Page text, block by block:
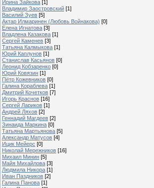
Ирина Зайкова [1]
Владимир Заостровский [1]
Василий Зуев [5]
Актар Илмаринен (Любовь Войнакова) [0]
Елена Игнатова [3]
Владлена Казакова [1]
Сергей Каменев [3]
Татьяна Калмыкова [1]
Юрий Каплунов [1]
Станислав Касьянов [0]
Леонид Кобзаренко [0]
Юрий Ковязин [1]
Пётр Кожевников [0]
Галина Кораблева [1]
Дмитрий Кочетков [7]
Игорь Краснов [16]
Сергей Лариков [1]
Андрей Ляхов [2]
Геннадий Магдеев [2]
Зинаида Маркина [0]
Татьяна Мартьянова [5]
Александр Матусов [4]
Ицик Мейерс [0]
Николай Мережников [16]
Михаил Минин [5]
Майя Михайлова [3]
Людмила Никора [1]
Иван Паздников [2]
Галина Панова [1]